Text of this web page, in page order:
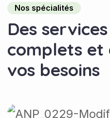
Nos spécialités
Des
complets et
vos besoins